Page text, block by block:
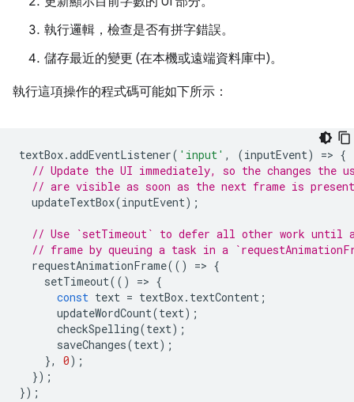
執行邏輯，檢查是否有拼字錯誤。
儲存最近的變更 (在本機或遠端資料庫中)。
執行這項操作的程式碼可能如下所示：
textBox.addEventListener( 'input' , (inputEvent) => {
// Update the UI immediately, so the changes the
// are visible as soon as the next frame is
updateTextBox(inputEvent);
// Use `setTimeout` to defer all other work until
// frame by queuing a task in a
requestAnimationFrame(() => {
setTimeout(() => {
const text = textBox. textContent ;
updateWordCount(text);
checkSpelling(text);
saveChanges(text);
},
0);
});
});